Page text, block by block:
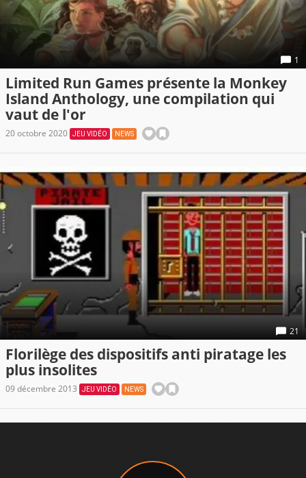
1
Limited Run Games présente la Monkey
Island Anthology, une compilation qui
vaut de l'or
20 octobre 2020 JEU VIDÉO NEWS
21
Florilège des dispositifs anti piratage les
plus insolites
09 décembre 2013 JEU VIDÉO NEWS